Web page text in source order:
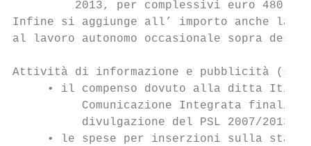
         2013, per complessivi euro 480,00.
Infine si aggiunge all’ importo anche la
al lavoro autonomo occasionale sopra
Attività di informazione e pubblicità (sito
• il compenso dovuto alla ditta
Comunicazione Integrata
divulgazione del PSL 2007/2013,
• le spese per inserzioni sulla